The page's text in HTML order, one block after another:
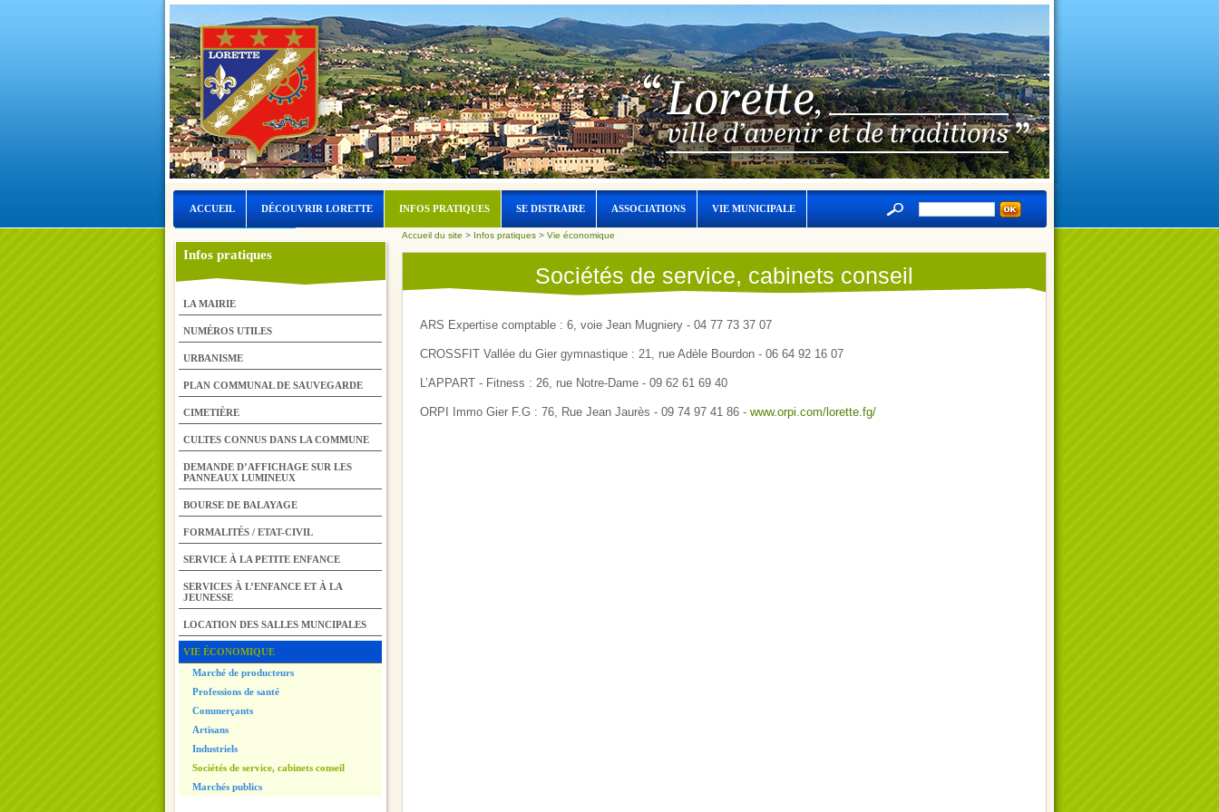
ACCUEIL DÉCOUVRIR LORETTE INFOS PRATIQUES SE DISTRAIRE ASSOCIATIONS VIE MUNICIPALE
LORETTE ET L’EAU
Infos pratiques
LA MAIRIE
NUMÉROS UTILES
URBANISME
PLAN COMMUNAL DE SAUVEGARDE
CIMETIÈRE
CULTES CONNUS DANS LA COMMUNE
DEMANDE D’AFFICHAGE SUR LES
PANNEAUX LUMINEUX
BOURSE DE BALAYAGE
FORMALITÉS / ETAT-CIVIL
SERVICE À LA PETITE ENFANCE
SERVICES À L’ENFANCE ET À LA
JEUNESSE
LOCATION DES SALLES MUNCIPALES
VIE ÉCONOMIQUE
Marché de producteurs
Professions de santé
Commerçants
Artisans
Industriels
Sociétés de service, cabinets conseil
Marchés publics
Accueil du site > Infos pratiques > Vie économique
Sociétés de service, cabinets conseil
ARS Expertise comptable : 6, voie Jean Mugniery - 04 77 73 37 07
CROSSFIT Vallée du Gier gymnastique : 21, rue Adèle Bourdon - 06 64 92 16 07
L’APPART - Fitness : 26, rue Notre-Dame - 09 62 61 69 40
ORPI Immo Gier F.G : 76, Rue Jean Jaurès - 09 74 97 41 86 - www.orpi.com/lorette.fg/